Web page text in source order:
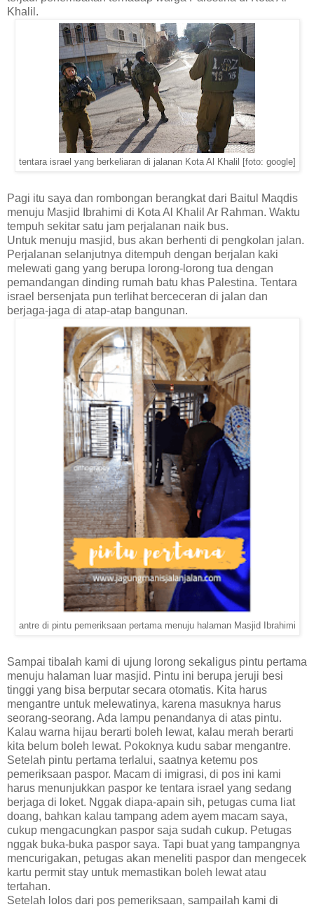
Khalil.
tentara israel yang berkeliaran di jalanan Kota Al Khalil [foto: google]
Pagi itu saya dan rombongan berangkat dari Baitul Maqdis
menuju Masjid Ibrahimi di Kota Al Khalil Ar Rahman. Waktu
tempuh sekitar satu jam perjalanan naik bus.
Untuk menuju masjid, bus akan berhenti di pengkolan jalan.
Perjalanan selanjutnya ditempuh dengan berjalan kaki
melewati gang yang berupa lorong-lorong tua dengan
pemandangan dinding rumah batu khas Palestina. Tentara
israel bersenjata pun terlihat berceceran di jalan dan
berjaga-jaga di atap-atap bangunan.
antre di pintu pemeriksaan pertama menuju halaman Masjid Ibrahimi
Sampai tibalah kami di ujung lorong sekaligus pintu pertama
menuju halaman luar masjid. Pintu ini berupa jeruji besi
tinggi yang bisa berputar secara otomatis. Kita harus
mengantre untuk melewatinya, karena masuknya harus
seorang-seorang. Ada lampu penandanya di atas pintu.
Kalau warna hijau berarti boleh lewat, kalau merah berarti
kita belum boleh lewat. Pokoknya kudu sabar mengantre.
Setelah pintu pertama terlalui, saatnya ketemu pos
pemeriksaan paspor. Macam di imigrasi, di pos ini kami
harus menunjukkan paspor ke tentara israel yang sedang
berjaga di loket. Nggak diapa-apain sih, petugas cuma liat
doang, bahkan kalau tampang adem ayem macam saya,
cukup mengacungkan paspor saja sudah cukup. Petugas
nggak buka-buka paspor saya. Tapi buat yang tampangnya
mencurigakan, petugas akan meneliti paspor dan mengecek
kartu permit stay untuk memastikan boleh lewat atau
tertahan.
Setelah lolos dari pos pemeriksaan, sampailah kami di